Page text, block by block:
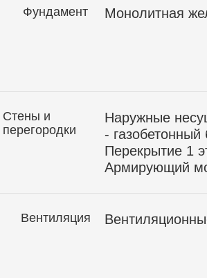
Фундамент Монолитная
Стены и
перегородки
Наружные
-
Перекрытие 1
Армирующий
Вентиляция